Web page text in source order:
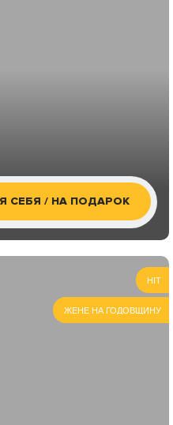
СЕБЯ / НА ПОДАРОК
HIT
ЖЕНЕ НА ГОДОВЩИНУ